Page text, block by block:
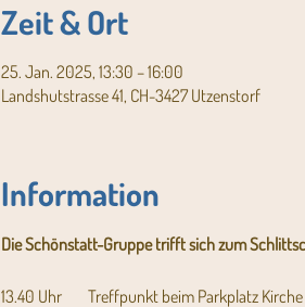
Zeit & Ort
25. Jan. 2025, 13:30 – 16:00
Landshutstrasse 41, CH-3427 Utzenstorf
Information
Die Schönstatt-Gruppe trifft sich zum
13.40 Uhr	Treffpunkt beim Parkplatz